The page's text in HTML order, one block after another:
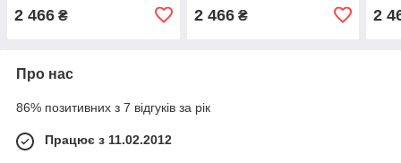
2 466 ₴ 2 466₴ 2
Про нас
86% позитивних з 7 відгуків за рік
Працює з 11.02.2012